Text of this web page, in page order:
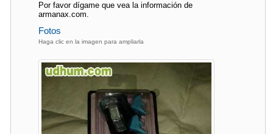
Por favor dígame que vea la información de
armanax.com.
Fotos
Haga clic en la imagen para ampliarla